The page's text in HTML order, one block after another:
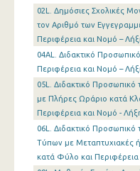
02L. Δημόσιες Σχολικές
τον Αριθμό των
Περιφέρεια και Νομό –
04AL. Διδακτικό
Περιφέρεια και Νομό –
05L. Διδακτικό
με Πλήρες Ωράριο κατά
Περιφέρεια και Νομό -
06L. Διδακτικό
Τύπων με Μεταπτυχιακές
κατά Φύλο και Περιφέρεια